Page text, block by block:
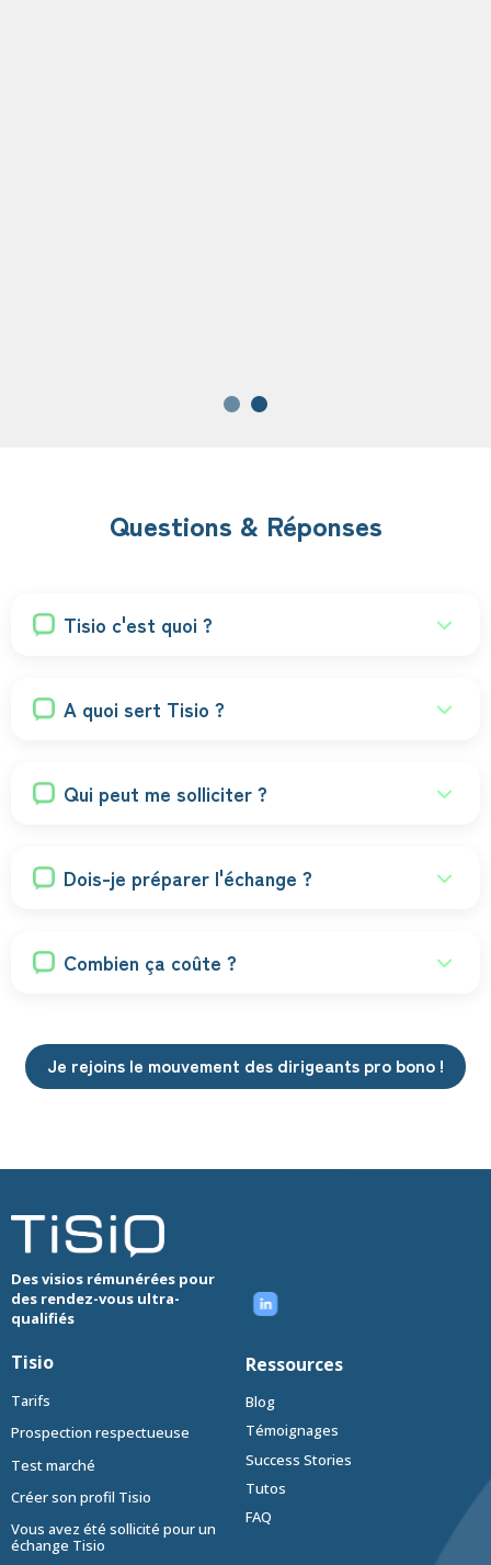
Questions & Réponses
Tisio c'est quoi ?
A quoi sert Tisio ?
Qui peut me solliciter ?
Dois-je préparer l'échange ?
Combien ça coûte ?
Je rejoins le mouvement des dirigeants pro bono !
Des visios rémunérées pour
des rendez-vous ultra-
qualifiés
Tisio
Tarifs
Prospection respectueuse
Test marché
Créer son profil Tisio
Vous avez été sollicité pour un
échange Tisio
Ressources
Blog
Témoignages
Success Stories
Tutos
FAQ